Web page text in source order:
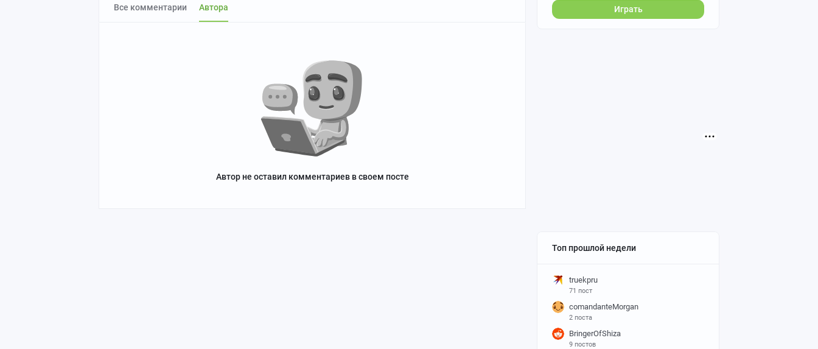
Играть
Топ прошлой недели
truekpru
71 пост
comandanteMorgan
2 поста
BringerOfShiza
9 постов
Все комментарии Автора
Автор не оставил комментариев в своем посте